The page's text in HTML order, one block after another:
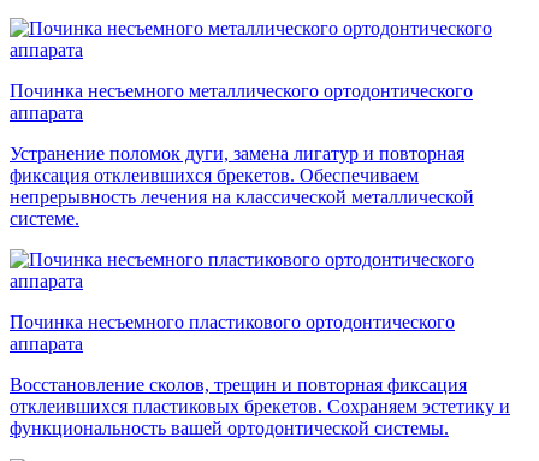
Починка несъемного металлического ортодонтического
аппарата
Устранение поломок дуги, замена лигатур и повторная
фиксация отклеившихся брекетов. Обеспечиваем
непрерывность лечения на классической металлической
системе.
Починка несъемного пластикового ортодонтического
аппарата
Восстановление сколов, трещин и повторная фиксация
отклеившихся пластиковых брекетов. Сохраняем эстетику и
функциональность вашей ортодонтической системы.